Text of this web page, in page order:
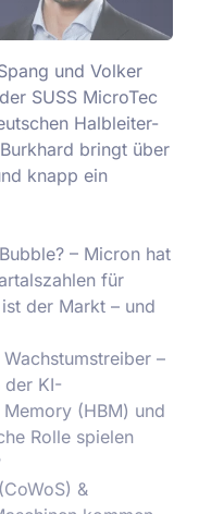
und Volker
SUSS MicroTec
Halbleiter-
bringt über
knapp ein
– Micron hat
für
der Markt – und
–
der KI-
(HBM) und
Rolle spielen
&